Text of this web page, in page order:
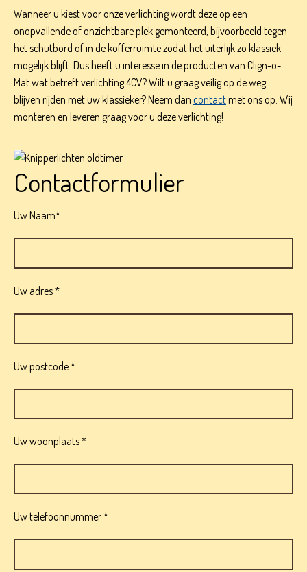
Wanneer u kiest voor onze verlichting wordt deze op een
onopvallende of onzichtbare plek gemonteerd, bijvoorbeeld tegen
het schutbord of in de kofferruimte zodat het uiterlijk zo klassiek
mogelijk blijft. Dus heeft u interesse in de producten van Clign-o-
Mat wat betreft verlichting 4CV? Wilt u graag veilig op de weg
blijven rijden met uw klassieker? Neem dan contactmet ons op. Wij
monteren en leveren graag voor u deze verlichting!
Contactformulier
Uw Naam*
Uw adres *
Uw postcode *
Uw woonplaats *
Uw telefoonnummer *